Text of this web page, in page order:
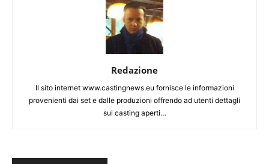
Redazione
Il sito internet www.castingnews.eu fornisce le informazioni
provenienti dai set e dalle produzioni offrendo ad utenti dettagli
sui casting aperti…